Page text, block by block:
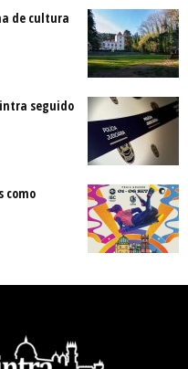
de cultura
seguido
como